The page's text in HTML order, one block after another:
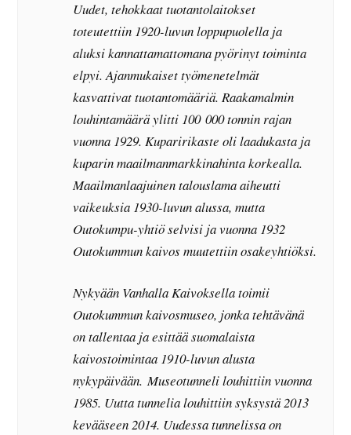
Uudet, tehokkaat tuotantolaitokset
toteutettiin 1920-luvun loppupuolella ja
aluksi kannattamattomana pyörinyt toiminta
elpyi. Ajanmukaiset työmenetelmät
kasvattivat tuotantomääriä. Raakamalmin
louhintamäärä ylitti 100 000 tonnin rajan
vuonna 1929. Kuparirikaste oli laadukasta ja
kuparin maailmanmarkkinahinta korkealla.
Maailmanlaajuinen talouslama aiheutti
vaikeuksia 1930-luvun alussa, mutta
Outokumpu-yhtiö selvisi ja vuonna 1932
Outokummun kaivos muutettiin osakeyhtiöksi.
Nykyään Vanhalla Kaivoksella toimii
Outokummun kaivosmuseo, jonka tehtävänä
on tallentaa ja esittää suomalaista
kaivostoimintaa 1910-luvun alusta
nykypäivään. Museotunneli louhittiin vuonna
1985. Uutta tunnelia louhittiin syksystä 2013
kevääseen 2014. Uudessa tunnelissa on